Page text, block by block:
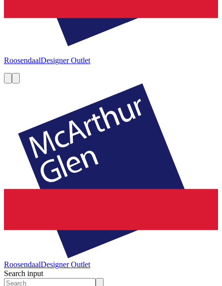
RoosendaalDesigner Outlet
RoosendaalDesigner Outlet
Search input